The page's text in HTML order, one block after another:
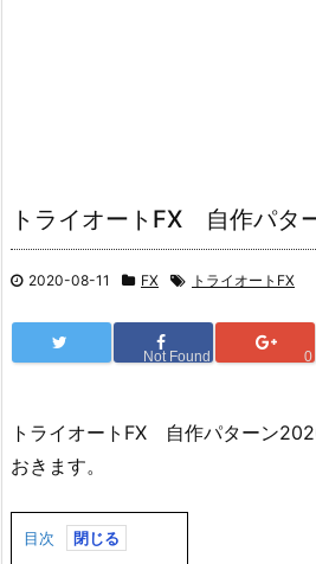
トライオートFX 自作パタ
2020-08-11 FX トライオートFX
Not Found 0
トライオートFX 自作パターン
おきます。
目次